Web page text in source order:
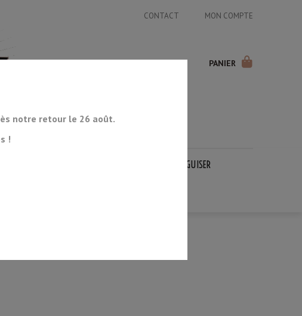
CONTACT MON COMPTE
PANIER
PIERRES À AIGUISER
notre retour le 26 août.
!